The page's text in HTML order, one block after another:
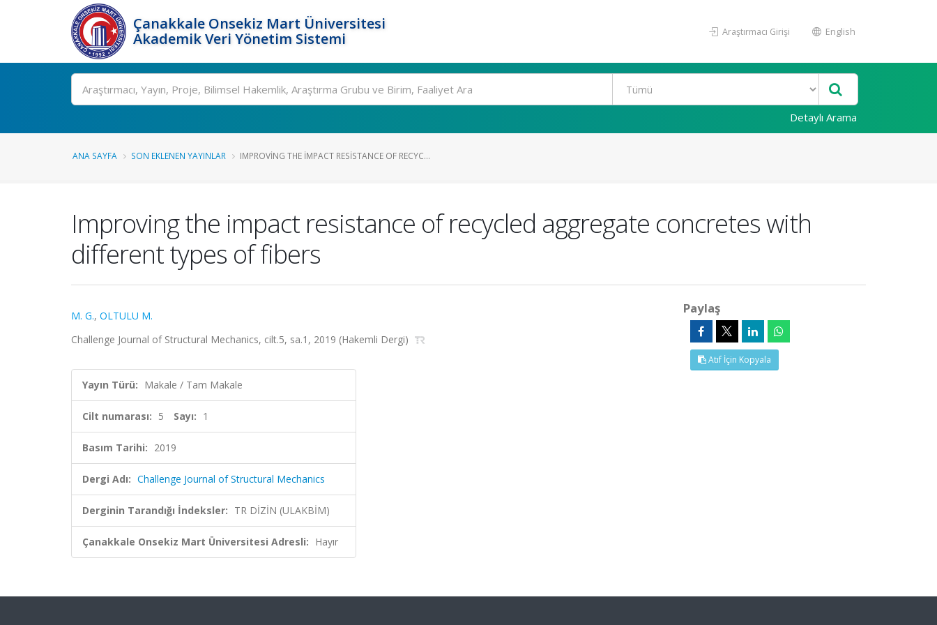
Çanakkale Onsekiz Mart Üniversitesi
Akademik Veri Yönetim Sistemi
Araştırmacı Girişi English
Ara
Detaylı Arama
ANA SAYFA SON EKLENEN YAYINLAR IMPROVING THE IMPACT RESISTANCE OF RECYC...
Improving the impact resistance of recycled aggregate concretes with
different types of fibers
M. G., OLTULU M.
Challenge Journal of Structural Mechanics, cilt.5, sa.1, 2019 (Hakemli Dergi)
Yayın Türü: Makale / Tam Makale
Cilt numarası: 5 Sayı: 1
Basım Tarihi: 2019
Dergi Adı: Challenge Journal of Structural Mechanics
Derginin Tarandığı İndeksler: TR DİZİN (ULAKBİM)
Çanakkale Onsekiz Mart Üniversitesi Adresli: Hayır
Paylaş
Atıf İçin Kopyala